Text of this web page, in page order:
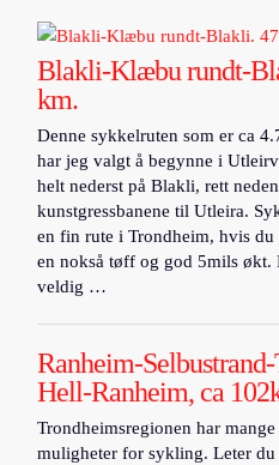
Blakli-Klæbu rundt-
km.
Denne sykkelruten som er ca
har jeg valgt å begynne i
helt nederst på Blakli, rett
kunstgressbanene til Utleira.
en fin rute i Trondheim, hvis du
en nokså tøff og god 5mils økt.
veldig …
Ranheim-
Hell-Ranheim, ca
Trondheimsregionen har mange
muligheter for sykling. Leter du